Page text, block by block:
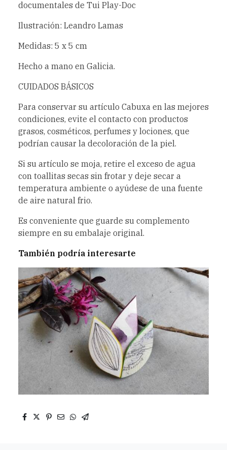
documentales de Tui Play-Doc
Ilustración: Leandro Lamas
Medidas: 5 x 5 cm
Hecho a mano en Galicia.
CUIDADOS BÁSICOS
Para conservar su artículo Cabuxa en las mejores
condiciones, evite el contacto con productos
grasos, cosméticos, perfumes y lociones, que
podrían causar la decoloración de la piel.
Si su artículo se moja, retire el exceso de agua
con toallitas secas sin frotar y deje secar a
temperatura ambiente o ayúdese de una fuente
de aire natural frio.
Es conveniente que guarde su complemento
siempre en su embalaje original.
También podría interesarte